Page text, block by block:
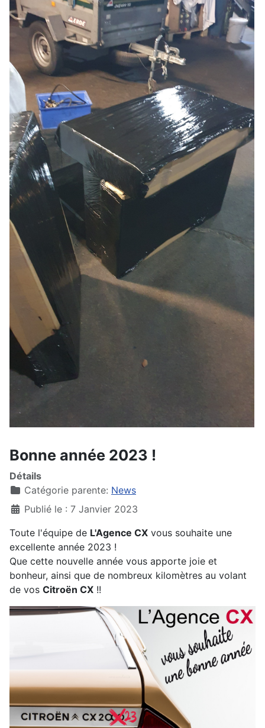
Bonne année 2023 !
Détails
Catégorie parente: News
Publié le : 7 Janvier 2023
Toute l'équipe de L'Agence CX vous souhaite une
excellente année 2023 !
Que cette nouvelle année vous apporte joie et
bonheur, ainsi que de nombreux kilomètres au volant
de vos Citroën CX !!